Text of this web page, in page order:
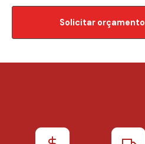
Solicitar orçamento